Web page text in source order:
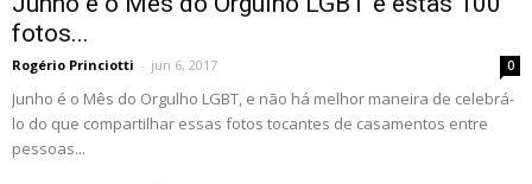
fotos...
Rogério Princiotti - jun 6, 2017 0
Junho é o Mês do Orgulho LGBT, e não há melhor maneira de celebrá-
lo do que compartilhar essas fotos tocantes de casamentos entre
pessoas...